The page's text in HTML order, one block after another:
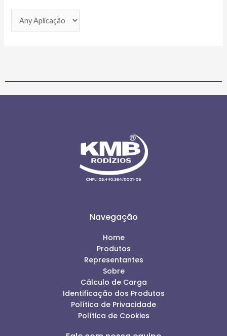
Navegação
Home
Produtos
Representantes
Sobre
Cálculo de Carga
Identificação dos Produtos
Política de Privacidade
Política de Cookies